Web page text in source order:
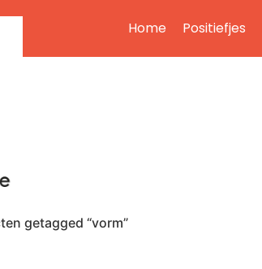
Home Positiefjes
getagged “vorm”